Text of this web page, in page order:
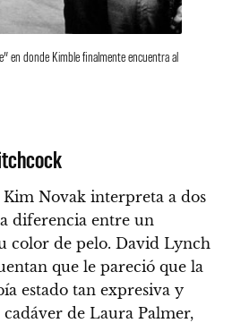
en donde Kimble finalmente encuentra al
Novak interpreta a dos
diferencia entre un
color de pelo. David Lynch
que le pareció que la
estado tan expresiva y
de Laura Palmer,